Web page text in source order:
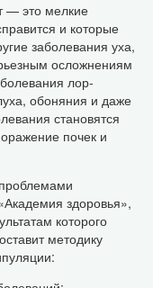
— это мелкие
и которые
заболевания уха,
осложнениям
лор-
обоняния и даже
становятся
почек и
здоровья»,
которого
методику